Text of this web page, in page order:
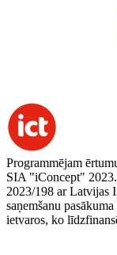
Programmējam
SIA "iConcept"
2023/198 ar Latvijas
saņemšanu
ietvaros, ko